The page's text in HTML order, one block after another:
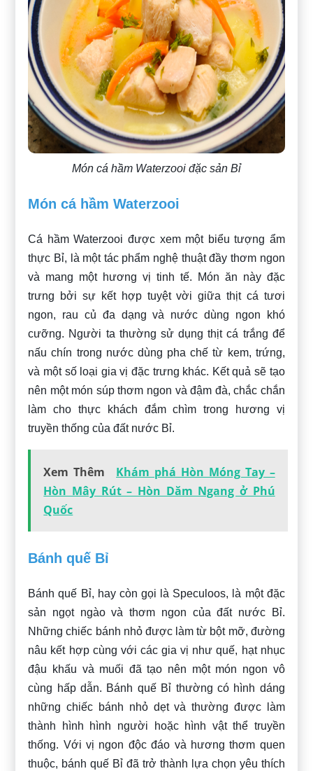
Món cá hầm Waterzooi đặc sản Bỉ
Món cá hầm Waterzooi
Cá hầm Waterzooi được xem một biểu tượng ẩm
thực Bỉ, là một tác phẩm nghệ thuật đầy thơm ngon
và mang một hương vị tinh tế. Món ăn này đặc
trưng bởi sự kết hợp tuyệt vời giữa thịt cá tươi
ngon, rau củ đa dạng và nước dùng ngon khó
cưỡng. Người ta thường sử dụng thịt cá trắng để
nấu chín trong nước dùng pha chế từ kem, trứng,
và một số loại gia vị đặc trưng khác. Kết quả sẽ tạo
nên một món súp thơm ngon và đậm đà, chắc chắn
làm cho thực khách đắm chìm trong hương vị
truyền thống của đất nước Bỉ.
Xem Thêm
Khám phá Hòn Móng Tay –
Hòn Mây Rút – Hòn Dăm Ngang ở Phú
Quốc
Bánh quế Bỉ
Bánh quế Bỉ, hay còn gọi là Speculoos, là một đặc
sản ngọt ngào và thơm ngon của đất nước Bỉ.
Những chiếc bánh nhỏ được làm từ bột mỡ, đường
nâu kết hợp cùng với các gia vị như quế, hạt nhục
đậu khấu và muối đã tạo nên một món ngon vô
cùng hấp dẫn. Bánh quế Bỉ thường có hình dáng
những chiếc bánh nhỏ dẹt và thường được làm
thành hình hình người hoặc hình vật thể truyền
thống. Với vị ngon độc đáo và hương thơm quen
thuộc, bánh quế Bỉ đã trở thành lựa chọn yêu thích